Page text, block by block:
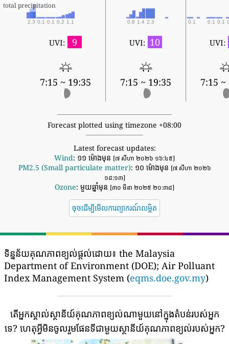
total precipitation
2.3 0.1 0.1 0.2 1.1 0.8 1.4 2.3 0.1 0.1 0.1
UVI: 9
7:15 ~ 19:35
UVI: 10
7:15 ~ 19:35
UVI:
7:15 ~
Forecast plotted using timezone +08:00
Latest forecast updates:
Wind: ១១ ម៉ោងមុន [៧ សីហា ២០២៦ ១៦:៤៥]
PM2.5 (Small particulate matter): ១០ ម៉ោងមុន [៧ សីហា ២០២៦
១៨:១៣]
Ozone: មួយឆ្នាំមុន [៣០ មីនា ២០២៥ ២០:៣៨]
ចុចដើម្បីមើលការព្យាករណ៍លម្អិត
ទិន្នន័យគុណភាពខ្យល់ផ្តល់ដោយ៖ the Malaysia
Department of Environment (DOE); Air Polluant
Index Management System (eqms.doe.gov.my)
តើអ្នកស្គាល់ស្ថានីយ៍គុណភាពខ្យល់ណាមួយនៅក្នុងតំបន់របស់អ្នក
ទេ? ហេតុអ្វីមិនចូលរួមផែនទីជាមួយស្ថានីយ៍គុណភាពខ្យល់របស់អ្នក?